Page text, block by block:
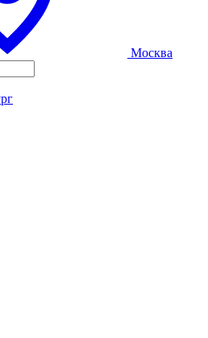
Москва